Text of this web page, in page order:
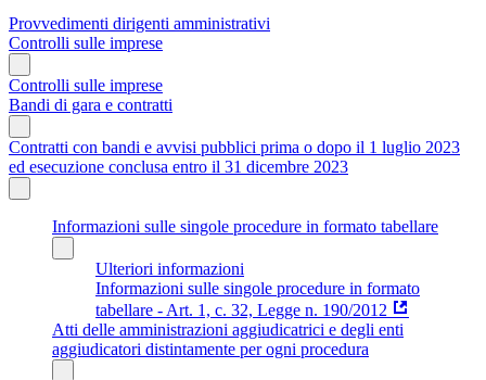
Provvedimenti dirigenti amministrativi
Controlli sulle imprese
Controlli sulle imprese
Bandi di gara e contratti
Contratti con bandi e avvisi pubblici prima o dopo il 1 luglio 2023
ed esecuzione conclusa entro il 31 dicembre 2023
Informazioni sulle singole procedure in formato tabellare
Ulteriori informazioni
Informazioni sulle singole procedure in formato
tabellare - Art. 1, c. 32, Legge n. 190/2012
Atti delle amministrazioni aggiudicatrici e degli enti
aggiudicatori distintamente per ogni procedura